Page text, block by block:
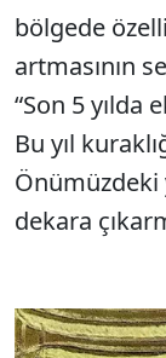
bölgede
artmasının
“Son 5 yılda
Bu yıl
Önümüzdeki
dekara